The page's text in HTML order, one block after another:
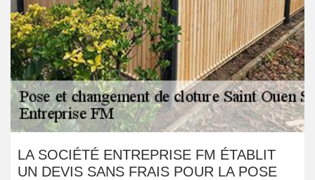
LA SOCIÉTÉ ENTREPRISE FM ÉTABLIT
UN DEVIS SANS FRAIS POUR LA POSE